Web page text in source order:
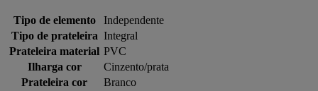
Tipo de elemento
Independente
Tipo de prateleira Integral
Prateleira material PVC
Ilharga cor
Cinzento/prata
Prateleira cor
Branco